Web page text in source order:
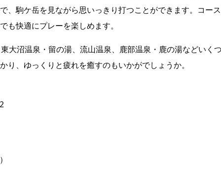
、駒ケ岳を見ながら思いっきり打つことができます。コー
も快適にプレーを楽しめます。
大沼温泉・留の湯、流山温泉、鹿部温泉・鹿の湯などいく
、ゆっくりと疲れを癒すのもいかがでしょうか。